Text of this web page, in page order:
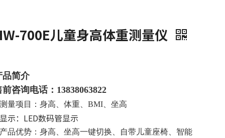
700E儿童身高体重测量仪
品简介
前咨询电话：13838063822
测量项目：身高、体重、BMI、坐高
显示：LED数码管显示
产品优势：身高、坐高一键切换、自带儿童座椅、智能